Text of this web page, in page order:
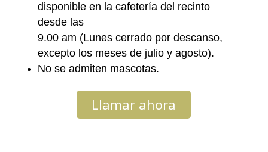
disponible en la cafetería del recinto
desde las
9.00 am (Lunes cerrado por descanso,
excepto los meses de julio y agosto).
No se admiten mascotas.
Llamar ahora